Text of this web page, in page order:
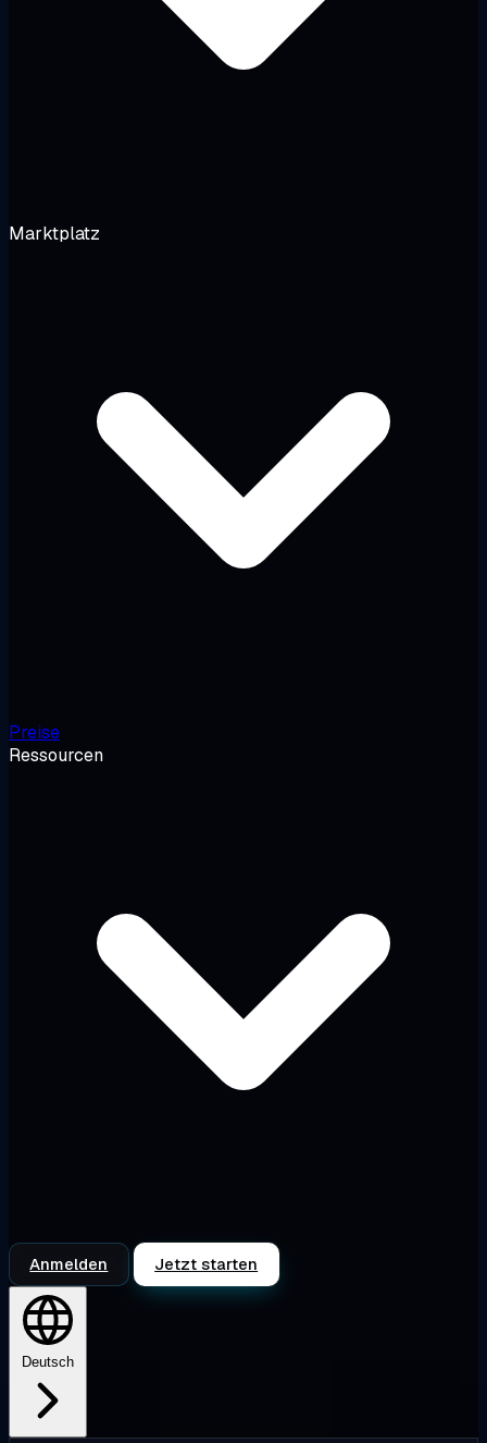
Marktplatz
Preise
Ressourcen
Anmelden Jetzt starten
Deutsch